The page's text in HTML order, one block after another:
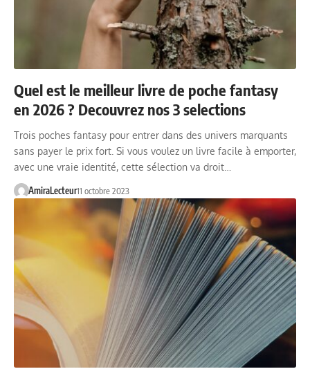
Quel est le meilleur livre de poche fantasy
en 2026 ? Decouvrez nos 3 selections
Trois poches fantasy pour entrer dans des univers marquants
sans payer le prix fort. Si vous voulez un livre facile à emporter,
avec une vraie identité, cette sélection va droit…
AmiraLecteur11 octobre 2023